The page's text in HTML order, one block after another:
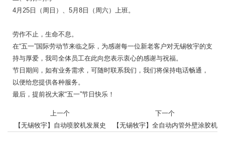
4月25日（周日）、5月8日（周六）上班。
劳作不止，生命不息。
在“五一”国际劳动节来临之际，为感谢每一位新老客户对无锡牧宇的支
持与厚爱，我司全体员工在此向您表示衷心的感谢与祝福。
节日期间，如有业务需求，可随时联系我们，我们将保持电话畅通，
以便给您提供各种服务。
最后，提前祝大家“五一”节日快乐！
上一个
【无锡牧宇】自动喷胶机发展史
下一个
【无锡牧宇】全自动内管外壁涂胶机